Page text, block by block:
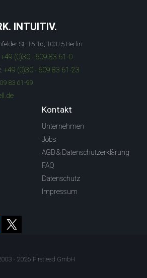
INTUITIV.
St. 15-16, 10315 Berlin
+49 (0)30 - 609 83 61-0
+49 (0)30 - 609 83 61-23
83 61-99
Kontakt
Unternehmen
Jobs
AGB & Datenschutzerklärung
FAQ
Datenschutz
Impressum
- 2026 Firstlead GmbH